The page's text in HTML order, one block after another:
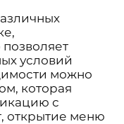
условий
можно
которая
с
открытие меню